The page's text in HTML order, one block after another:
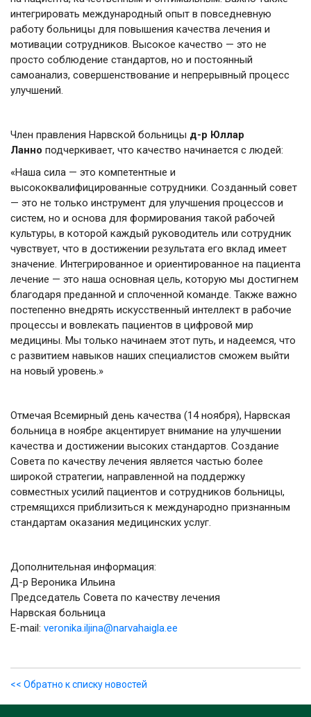
интегрировать международный опыт в повседневную
работу больницы для повышения качества лечения и
мотивации сотрудников. Высокое качество — это не
просто соблюдение стандартов, но и постоянный
самоанализ, совершенствование и непрерывный процесс
улучшений.
Член правления Нарвской больницы д-р Юллар
Ланно подчеркивает, что качество начинается с людей:
«Наша сила — это компетентные и
высококвалифицированные сотрудники. Созданный совет
— это не только инструмент для улучшения процессов и
систем, но и основа для формирования такой рабочей
культуры, в которой каждый руководитель или сотрудник
чувствует, что в достижении результата его вклад имеет
значение. Интегрированное и ориентированное на пациента
лечение — это наша основная цель, которую мы достигнем
благодаря преданной и сплоченной команде. Также важно
постепенно внедрять искусственный интеллект в рабочие
процессы и вовлекать пациентов в цифровой мир
медицины. Мы только начинаем этот путь, и надеемся, что
с развитием навыков наших специалистов сможем выйти
на новый уровень.»
Отмечая Всемирный день качества (14 ноября), Нарвская
больница в ноябре акцентирует внимание на улучшении
качества и достижении высоких стандартов. Создание
Совета по качеству лечения является частью более
широкой стратегии, направленной на поддержку
совместных усилий пациентов и сотрудников больницы,
стремящихся приблизиться к международно признанным
стандартам оказания медицинских услуг.
Дополнительная информация:
Д-р Вероника Ильина
Председатель Совета по качеству лечения
Нарвская больница
E-mail: veronika.iljina@narvahaigla.ee
<< Обратно к списку новостей